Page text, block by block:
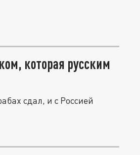
которая русским
сдал, и с Россией